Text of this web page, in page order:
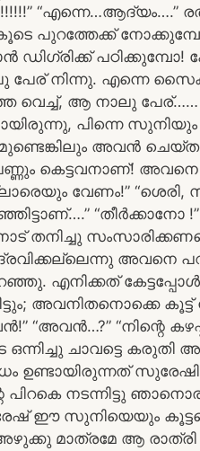
“എന്നെ…ആദ്യം….”
പുറത്തേക്ക്
ഡിഗ്രിക്ക് പഠിക്കുമ്പോ!
പേര് നിന്നു. എന്നെ
വെച്ച്, ആ നാലു
പിന്നെ
അവൻ ചെയ്ത
കെട്ടവനാണ്! അവനെ
വേണം!”
തനിച്ചു
അവനെ
എനിക്കത്
അവനിതനൊക്കെ
“അവൻ…?” “നിന്റെ
ചാവട്ടെ കരുതി
ഉണ്ടായിരുന്നത്
പിറകെ നടന്നിട്ടു
സുനിയെയും കൂട്ടരെയും
മാത്രമേ ആ രാത്രി